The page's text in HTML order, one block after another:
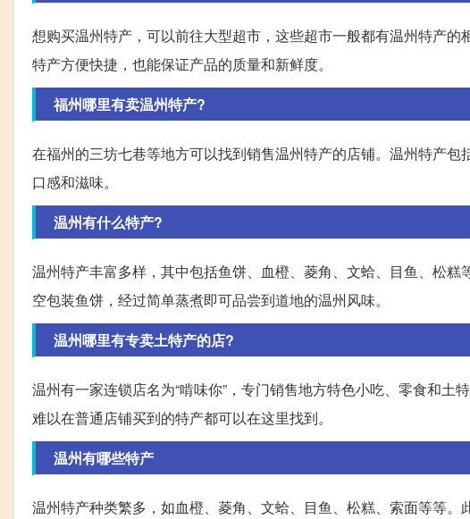
想购买温州特产，可以前往大型超市，这些超市一般都有温州特产
特产方便快捷，也能保证产品的质量和新鲜度。
福州哪里有卖温州特产?
在福州的三坊七巷等地方可以找到销售温州特产的店铺。温州特产
口感和滋味。
温州有什么特产?
温州特产丰富多样，其中包括鱼饼、血橙、菱角、文蛤、目鱼、松
空包装鱼饼，经过简单蒸煮即可品尝到道地的温州风味。
温州哪里有专卖土特产的店?
温州有一家连锁店名为“啃味你”，专门销售地方特色小吃、零食和
难以在普通店铺买到的特产都可以在这里找到。
温州有哪些特产
温州特产种类繁多，如血橙、菱角、文蛤、目鱼、松糕、索面等等